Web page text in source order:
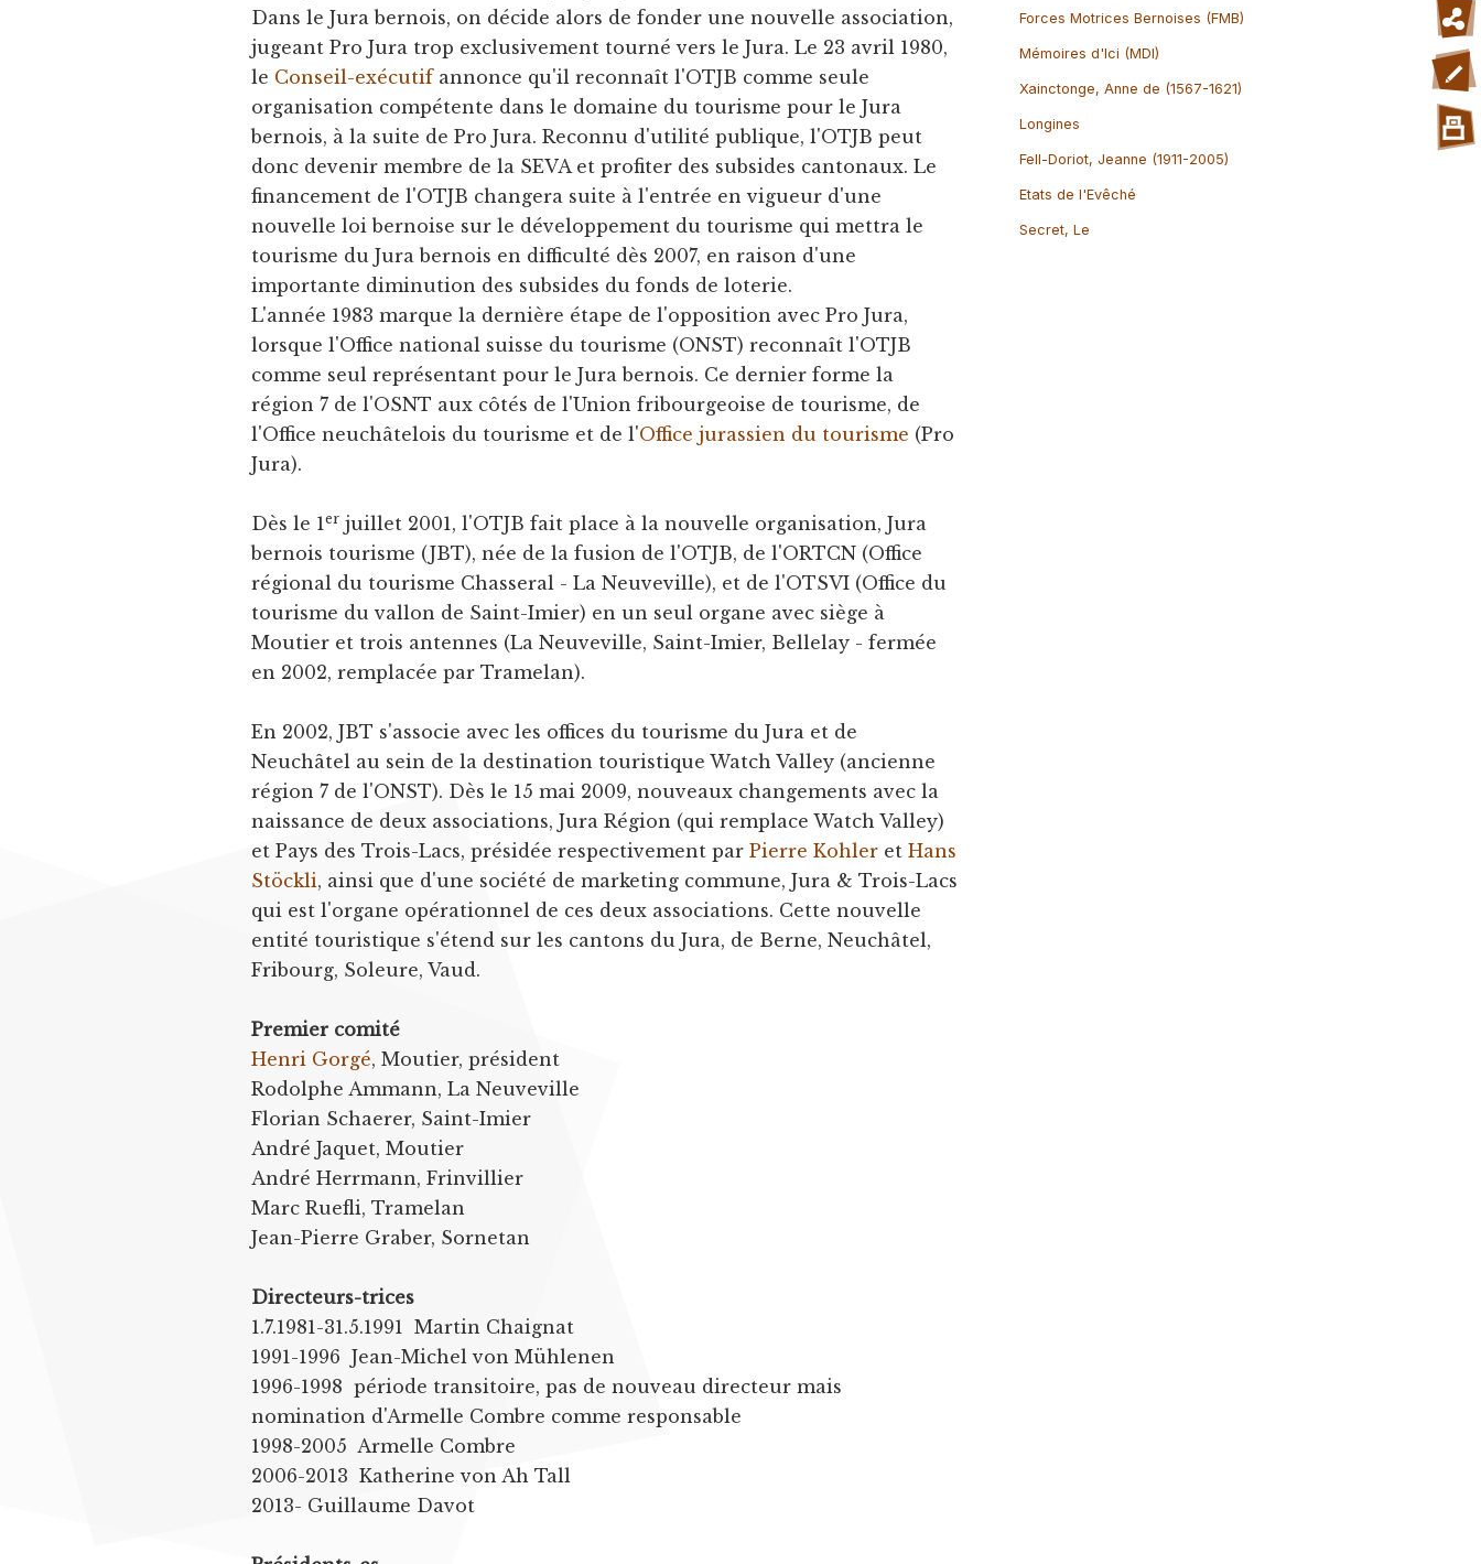
Dans le Jura bernois, on décide alors de fonder une nouvelle association,
jugeant Pro Jura trop exclusivement tourné vers le Jura. Le 23 avril 1980,
le Conseil-exécutifannonce qu'il reconnaît l'OTJB comme seule
organisation compétente dans le domaine du tourisme pour le Jura
bernois, à la suite de Pro Jura. Reconnu d'utilité publique, l'OTJB peut
donc devenir membre de la SEVA et profiter des subsides cantonaux. Le
financement de l'OTJB changera suite à l'entrée en vigueur d'une
nouvelle loi bernoise sur le développement du tourisme qui mettra le
tourisme du Jura bernois en difficulté dès 2007, en raison d'une
importante diminution des subsides du fonds de loterie.
L'année 1983 marque la dernière étape de l'opposition avec Pro Jura,
lorsque l'Office national suisse du tourisme (ONST) reconnaît l'OTJB
comme seul représentant pour le Jura bernois. Ce dernier forme la
région 7 de l'OSNT aux côtés de l'Union fribourgeoise de tourisme, de
l'Office neuchâtelois du tourisme et de l'Office jurassien du tourisme (Pro
Jura).
Dès le 1er juillet 2001, l'OTJB fait place à la nouvelle organisation, Jura
bernois tourisme (JBT), née de la fusion de l'OTJB, de l'ORTCN (Office
régional du tourisme Chasseral - La Neuveville), et de l'OTSVI (Office du
tourisme du vallon de Saint-Imier) en un seul organe avec siège à
Moutier et trois antennes (La Neuveville, Saint-Imier, Bellelay - fermée
en 2002, remplacée par Tramelan).
En 2002, JBT s'associe avec les offices du tourisme du Jura et de
Neuchâtel au sein de la destination touristique Watch Valley (ancienne
région 7 de l'ONST). Dès le 15 mai 2009, nouveaux changements avec la
naissance de deux associations, Jura Région (qui remplace Watch Valley)
et Pays des Trois-Lacs, présidée respectivement parPierre Kohler etHans
Stöckli, ainsi que d'une société de marketing commune, Jura & Trois-Lacs
qui est l'organe opérationnel de ces deux associations. Cette nouvelle
entité touristique s'étend sur les cantons du Jura, de Berne, Neuchâtel,
Fribourg, Soleure, Vaud.
Premier comité
Henri Gorgé, Moutier, président
Rodolphe Ammann, La Neuveville
Florian Schaerer, Saint-Imier
André Jaquet, Moutier
André Herrmann, Frinvillier
Marc Ruefli, Tramelan
Jean-Pierre Graber, Sornetan
Directeurs-trices
1.7.1981-31.5.1991 Martin Chaignat
1991-1996 Jean-Michel von Mühlenen
1996-1998 période transitoire, pas de nouveau directeur mais
nomination d'Armelle Combre comme responsable
1998-2005 Armelle Combre
2006-2013 Katherine von Ah Tall
2013- Guillaume Davot
Forces Motrices Bernoises (FMB)
Mémoires d'Ici (MDI)
Xainctonge, Anne de (1567-1621)
Longines
Fell-Doriot, Jeanne (1911-2005)
Etats de l'Evêché
Secret, Le